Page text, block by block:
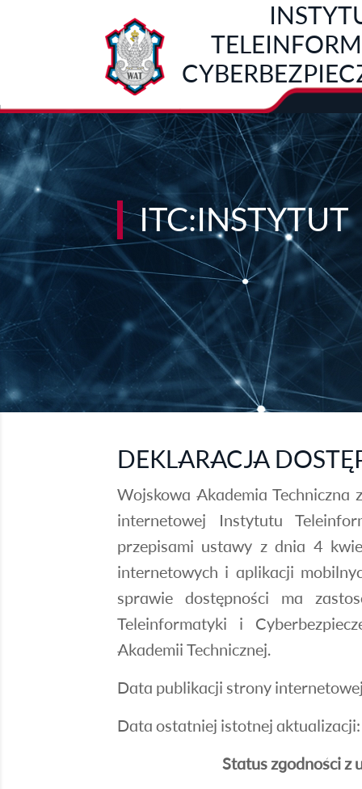
ITC:INSTYTUT
DEKLARACJA
Wojskowa Akademia Techniczna
internetowej
Instytutu
przepisami ustawy z dnia 4
internetowych i aplikacji
sprawie dostępności ma
Teleinformatyki i
Akademii Technicznej.
Data publikacji strony
Data ostatniej istotnej
Status zgodności z